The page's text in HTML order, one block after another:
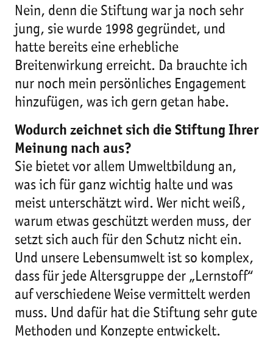
Nein, denn die Stiftung war ja noch sehr
jung, sie wurde 1998 gegründet, und
hatte bereits eine erhebliche
Breitenwirkung erreicht. Da brauchte ich
nur noch mein persönliches Engagement
hinzufügen, was ich gern getan habe.
Wodurch zeichnet sich die Stiftung Ihrer
Meinung nach aus?
Sie bietet vor allem Umweltbildung an,
was ich für ganz wichtig halte und was
meist unterschätzt wird. Wer nicht weiß,
warum etwas geschützt werden muss, der
setzt sich auch für den Schutz nicht ein.
Und unsere Lebensumwelt ist so komplex,
dass für jede Altersgruppe der „Lernstoff“
auf verschiedene Weise vermittelt werden
muss. Und dafür hat die Stiftung sehr gute
Methoden und Konzepte entwickelt.